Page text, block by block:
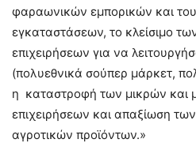
φαραωνικών εμπορικών και
εγκαταστάσεων, το κλείσιμο
επιχειρήσεων για να
(πολυεθνικά σούπερ μάρκετ,
η καταστροφή των μικρών και
επιχειρήσεων και απαξίωση
αγροτικών προϊόντων.»